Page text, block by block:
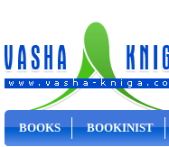
BOOKS BOOKINIST